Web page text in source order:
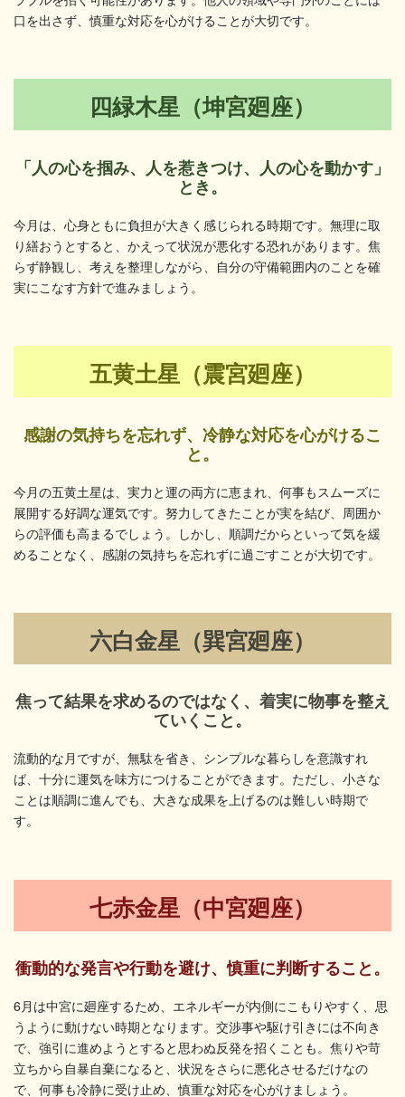
口を出さず、慎重な対応を心がけることが大切です。
四緑木星（坤宮廻座）
「人の心を掴み、人を惹きつけ、人の心を動かす」
とき。
今月は、心身ともに負担が大きく感じられる時期です。無理に取
り繕おうとすると、かえって状況が悪化する恐れがあります。焦
らず静観し、考えを整理しながら、自分の守備範囲内のことを確
実にこなす方針で進みましょう。
五黄土星（震宮廻座）
感謝の気持ちを忘れず、冷静な対応を心がけるこ
と。
今月の五黄土星は、実力と運の両方に恵まれ、何事もスムーズに
展開する好調な運気です。努力してきたことが実を結び、周囲か
らの評価も高まるでしょう。しかし、順調だからといって気を緩
めることなく、感謝の気持ちを忘れずに過ごすことが大切です。
六白金星（巽宮廻座）
焦って結果を求めるのではなく、着実に物事を整え
ていくこと。
流動的な月ですが、無駄を省き、シンプルな暮らしを意識すれ
ば、十分に運気を味方につけることができます。ただし、小さな
ことは順調に進んでも、大きな成果を上げるのは難しい時期で
す。
七赤金星（中宮廻座）
衝動的な発言や行動を避け、慎重に判断すること。
6月は中宮に廻座するため、エネルギーが内側にこもりやすく、思
うように動けない時期となります。交渉事や駆け引きには不向き
で、強引に進めようとすると思わぬ反発を招くことも。焦りや苛
立ちから自暴自棄になると、状況をさらに悪化させるだけなの
で、何事も冷静に受け止め、慎重な対応を心がけましょう。